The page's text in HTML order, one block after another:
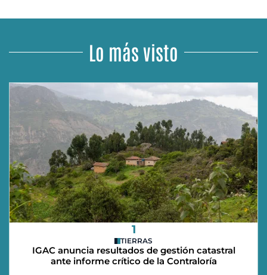
Lo más visto
1
TIERRAS
IGAC anuncia resultados de gestión catastral
ante informe crítico de la Contraloría